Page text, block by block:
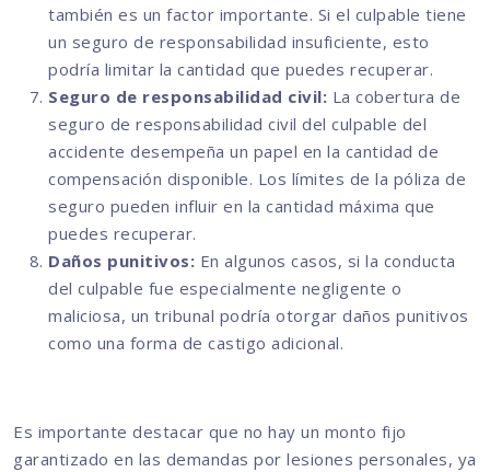
también es un factor importante. Si el culpable tiene
un seguro de responsabilidad insuficiente, esto
podría limitar la cantidad que puedes recuperar.
Seguro de responsabilidad civil: La cobertura de
seguro de responsabilidad civil del culpable del
accidente desempeña un papel en la cantidad de
compensación disponible. Los límites de la póliza de
seguro pueden influir en la cantidad máxima que
puedes recuperar.
Daños punitivos: En algunos casos, si la conducta
del culpable fue especialmente negligente o
maliciosa, un tribunal podría otorgar daños punitivos
como una forma de castigo adicional.
Es importante destacar que no hay un monto fijo
garantizado en las demandas por lesiones personales, ya